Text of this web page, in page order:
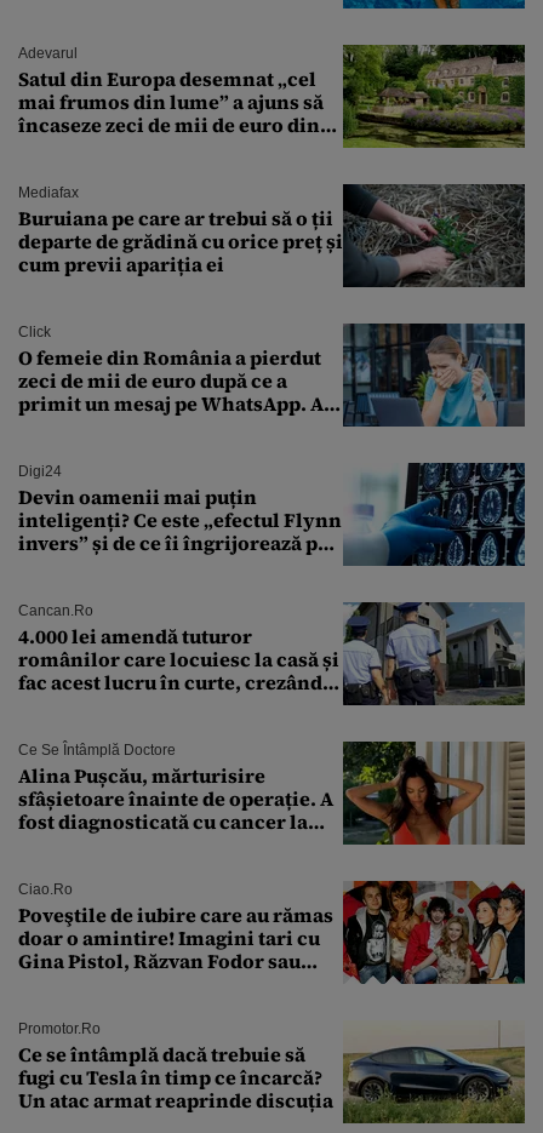
Adevarul
Satul din Europa desemnat „cel
mai frumos din lume” a ajuns să
încaseze zeci de mii de euro din
Mediafax
Buruiana pe care ar trebui să o ții
departe de grădină cu orice preț și
cum previi apariția ei
Click
O femeie din România a pierdut
zeci de mii de euro după ce a
primit un mesaj pe WhatsApp. A
Digi24
Devin oamenii mai puțin
inteligenți? Ce este „efectul Flynn
invers” și de ce îi îngrijorează pe
Cancan.ro
4.000 lei amendă tuturor
românilor care locuiesc la casă și
fac acest lucru în curte, crezând
Ce Se Întâmplă Doctore
Alina Pușcău, mărturisire
sfâșietoare înainte de operație. A
fost diagnosticată cu cancer la
îmi salvez viața”
Ciao.ro
Poveştile de iubire care au rămas
doar o amintire! Imagini tari cu
Gina Pistol, Răzvan Fodor sau
Promotor.ro
Ce se întâmplă dacă trebuie să
fugi cu Tesla în timp ce încarcă?
Un atac armat reaprinde discuția